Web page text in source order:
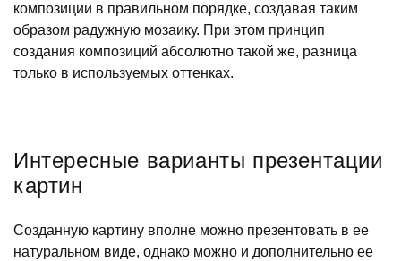
композиции в правильном порядке, создавая таким
образом радужную мозаику. При этом принцип
создания композиций абсолютно такой же, разница
только в используемых оттенках.
Интересные варианты презентации
картин
Созданную картину вполне можно презентовать в ее
натуральном виде, однако можно и дополнительно ее